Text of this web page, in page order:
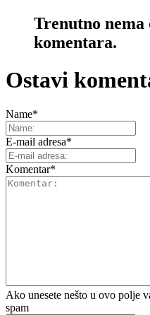
Trenutno
komentara.
Ostavi
Name*
E-mail adresa*
Komentar*
Ako unesete nešto u ovo polje
spam